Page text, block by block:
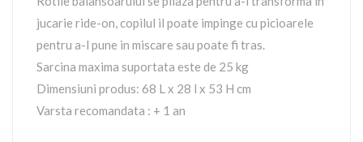
jucarie ride-on, copilul il poate impinge cu picioarele
pentru a-l pune in miscare sau poate fi tras.
Sarcina maxima suportata este de 25 kg
Dimensiuni produs: 68 L x 28 l x 53 H cm
Varsta recomandata : + 1 an